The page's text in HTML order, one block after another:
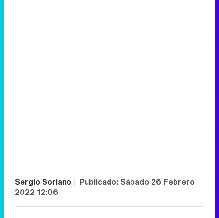
Sergio Soriano | Publicado: Sábado 26 Febrero
2022 12:06